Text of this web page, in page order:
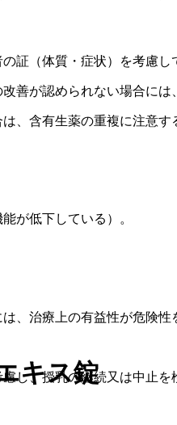
証（体質・症状）を考慮し
善が認められない場合には
、含有生薬の重複に注意す
が低下している）。
、治療上の有益性が危険性
し、授乳の継続又は中止を
キス錠